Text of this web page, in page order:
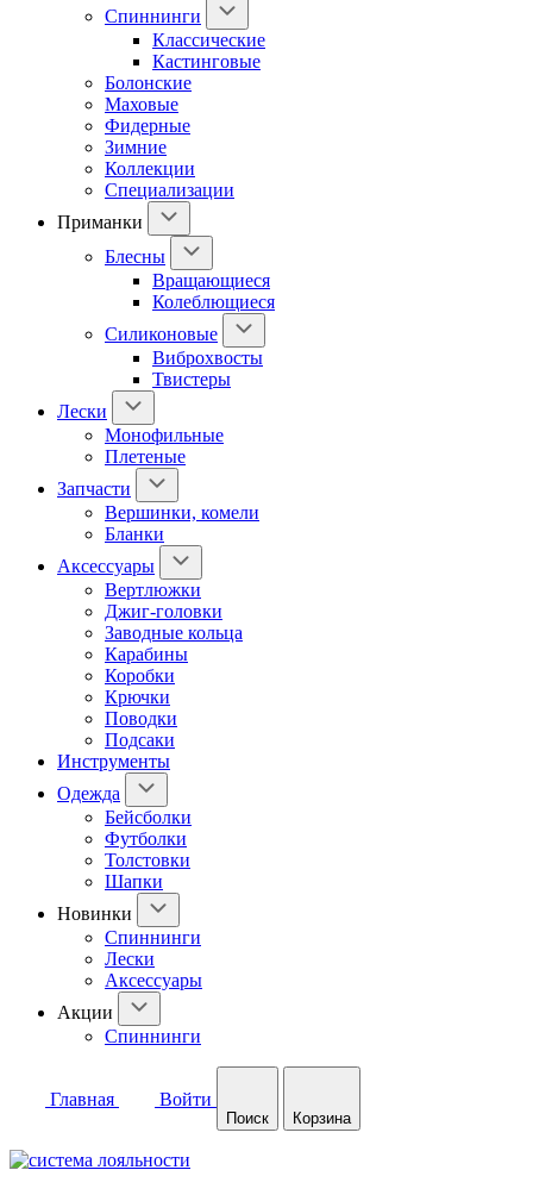
Спиннинги
Классические
Кастинговые
Болонские
Маховые
Фидерные
Зимние
Коллекции
Специализации
Приманки
Блесны
Вращающиеся
Колеблющиеся
Силиконовые
Виброхвосты
Твистеры
Лески
Монофильные
Плетеные
Запчасти
Вершинки, комели
Бланки
Аксессуары
Вертлюжки
Джиг-головки
Заводные кольца
Карабины
Коробки
Крючки
Поводки
Подсаки
Инструменты
Одежда
Бейсболки
Футболки
Толстовки
Шапки
Новинки
Спиннинги
Лески
Аксессуары
Акции
Спиннинги
Главная Войти
Поиск Корзина